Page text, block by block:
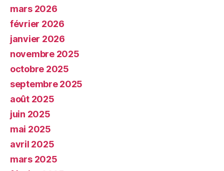
mars 2026
février 2026
janvier 2026
novembre 2025
octobre 2025
septembre 2025
août 2025
juin 2025
mai 2025
avril 2025
mars 2025